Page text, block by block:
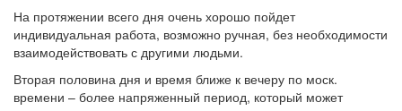
На протяжении всего дня очень хорошо пойдет
индивидуальная работа, возможно ручная, без необходимости
взаимодействовать с другими людьми.
Вторая половина дня и время ближе к вечеру по моск.
времени – более напряженный период, который может